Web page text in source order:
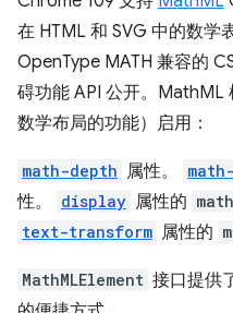
在 HTML 和 SVG 中的数
OpenType MATH 兼容的
碍功能 API 公开。MathML
数学布局的功能）启用：
math-depth 属性。
性。
display 属性的 math
text-transform 属性的
MathMLElement 接口提供